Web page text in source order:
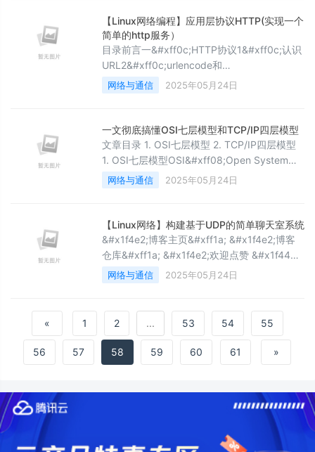
后解压安装包&#xff0c;进行编译 源码安装 ”三
把斧“。 .configure -
【Linux网络编程】应用层协议HTTP(实现一个
简单的http服务）
目录前言一&#xff0c;HTTP协议1&#xff0c;认识
URL2&#xff0c;urlencode和
urldecode3&#xff0c;HTTP协议请求与响应格
式 二&#xff0c;myhttp服务器端代码的编写
写 网络通信模块 处理请求和发送应答模块结果
展示完整代码main.cc 文件http.hpp文件
makefile相关测试网页(html形式
网络与通信 2025年05月24日
一文彻底搞懂OSI七层模型和TCP/IP四层模型
文章目录 1. OSI七层模型 2. TCP/IP四层模型
1. OSI七层模型OSI&#xff08;Open System
Interconnect&#xff09;七层模型是一种将计算
机网络通信协议划分为七个不同层次的标准化
理连接到应用程序的处理。这种模型有助于不
同的系统之间进行通信时&#xff0c;更好地理解
和管理网络通信的过程
网络与通信 2025年05月24日
【Linux网络】构建基于UDP的简单聊天室系统
&#x1f4e2;博客主页&#xff1a; &#x1f4e2;博客
仓库&#xff1a; &#x1f4e2;欢迎点赞 &#x1f44d;
收藏 ⭐留言 &#x1f4dd; 如有错误敬请指正
&#xff01; &#
网络与通信 2025年05月24日
« 1 2 ... 53 54 55
56 57 58 59 60 61 »